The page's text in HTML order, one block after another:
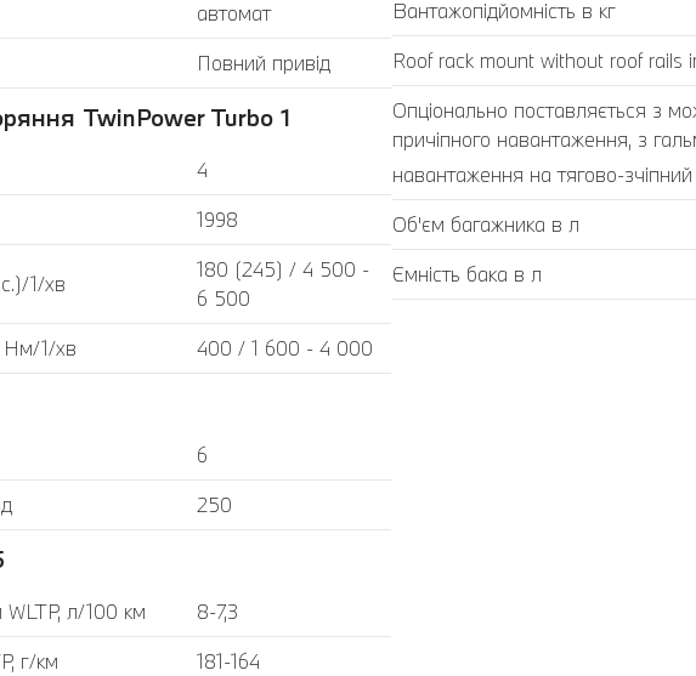
автомат
Повний привід
TwinPower Turbo 1
4
1998
1/хв
180 (245) / 4 500 -
6 500
Нм/1/хв
400 / 1 600 - 4 000
6
250
л/100 км
8-7,3
г/км
181-164
Вантажопідйомність в кг
Roof rack mount without roof rails
Опціонально поставляється з
причіпного навантаження, з
навантаження на тягово-зчіпний
Об'єм багажника в л
Ємність бака в л